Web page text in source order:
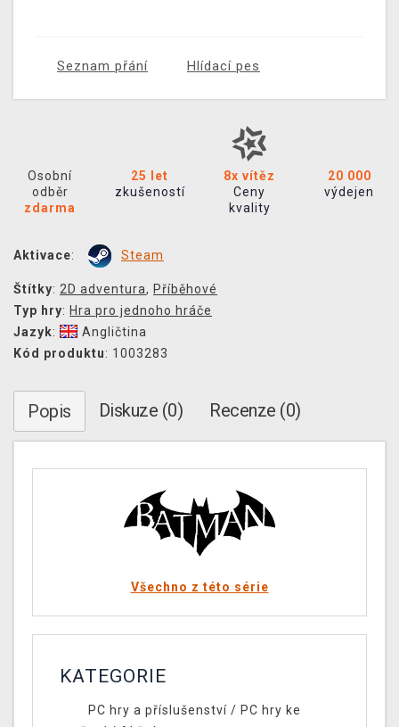
Seznam přání Hlídací pes
Osobní
odběr
zdarma
25 let
zkušeností
8x vítěz
Ceny
kvality
20 000
výdejen
Aktivace: Steam
Štítky: 2D adventura, Příběhové
Typ hry: Hra pro jednoho hráče
Jazyk:
Angličtina
Kód produktu: 1003283
Popis Diskuze (0) Recenze (0)
Všechno z této série
KATEGORIE
PC hry a příslušenství/ PC hry ke